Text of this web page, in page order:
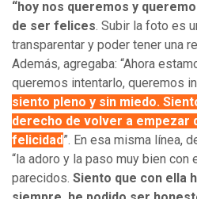
“hoy nos queremos y
de ser felices. Subir la foto es
transparentar y poder tener una
Además, agregaba: “Ahora
queremos intentarlo, queremos
siento pleno y sin miedo.
derecho de volver a empezar
felicidad”. En esa misma línea,
“la adoro y la paso muy bien
parecidos. Siento que con ella